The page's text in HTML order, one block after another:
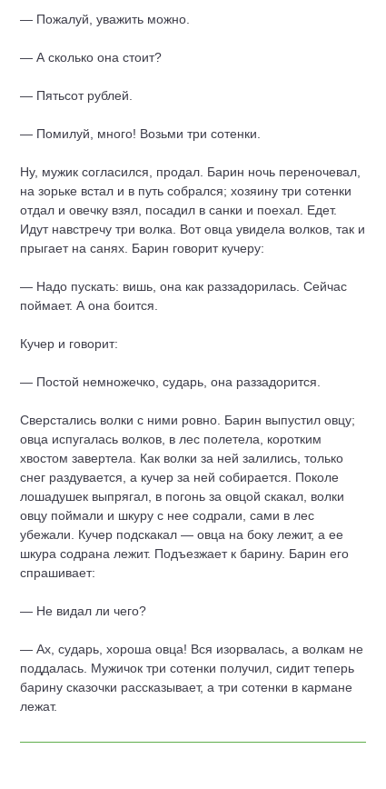
— Пожалуй, уважить можно.
— А сколько она стоит?
— Пятьсот рублей.
— Помилуй, много! Возьми три сотенки.
Ну, мужик согласился, продал. Барин ночь переночевал,
на зорьке встал и в путь собрался; хозяину три сотенки
отдал и овечку взял, посадил в санки и поехал. Едет.
Идут навстречу три волка. Вот овца увидела волков, так и
прыгает на санях. Барин говорит кучеру:
— Надо пускать: вишь, она как раззадорилась. Сейчас
поймает. А она боится.
Кучер и говорит:
— Постой немножечко, сударь, она раззадорится.
Сверстались волки с ними ровно. Барин выпустил овцу;
овца испугалась волков, в лес полетела, коротким
хвостом завертела. Как волки за ней залились, только
снег раздувается, а кучер за ней собирается. Поколе
лошадушек выпрягал, в погонь за овцой скакал, волки
овцу поймали и шкуру с нее содрали, сами в лес
убежали. Кучер подскакал — овца на боку лежит, а ее
шкура содрана лежит. Подъезжает к барину. Барин его
спрашивает:
— Не видал ли чего?
— Ах, сударь, хороша овца! Вся изорвалась, а волкам не
поддалась. Мужичок три сотенки получил, сидит теперь
барину сказочки рассказывает, а три сотенки в кармане
лежат.